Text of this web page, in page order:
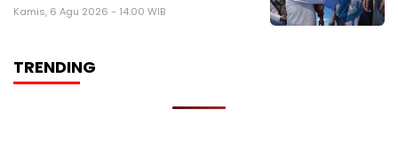
Kamis, 6 Agu 2026 - 14:00 WIB
TRENDING